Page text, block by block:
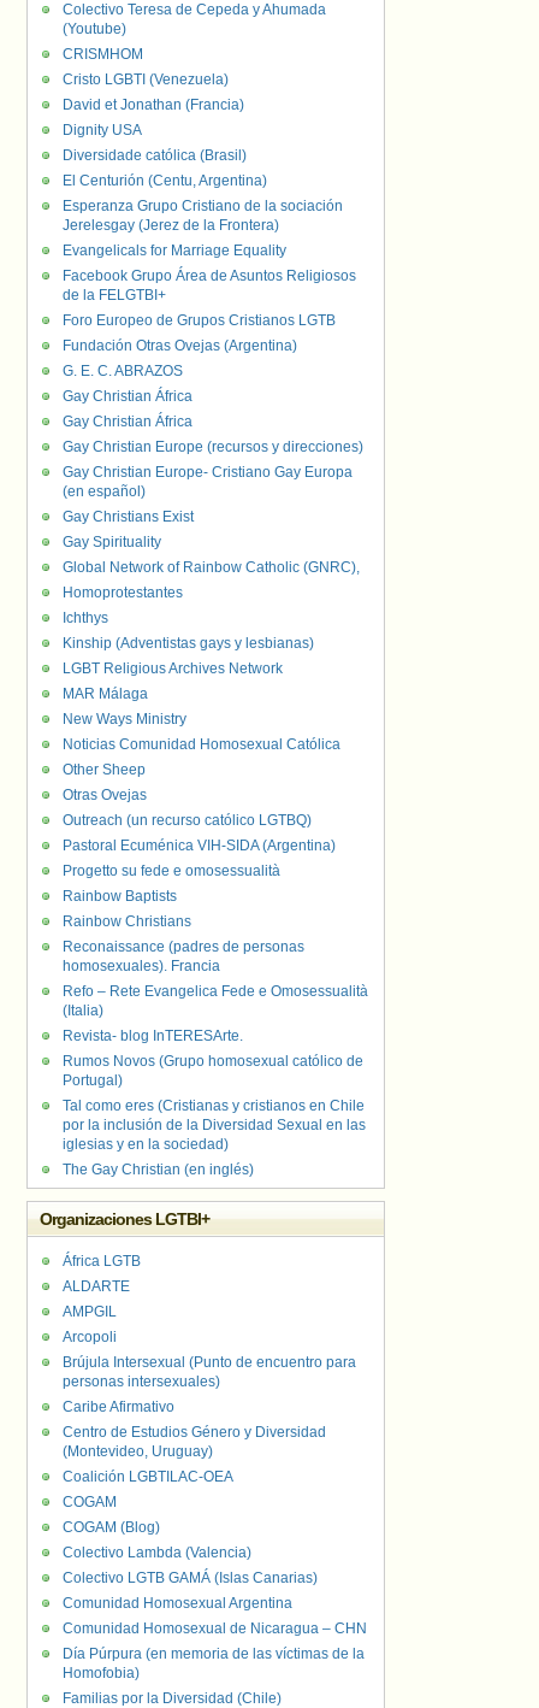
Colectivo Teresa de Cepeda y Ahumada
(Youtube)
CRISMHOM
Cristo LGBTI (Venezuela)
David et Jonathan (Francia)
Dignity USA
Diversidade católica (Brasil)
El Centurión (Centu, Argentina)
Esperanza Grupo Cristiano de la sociación
Jerelesgay (Jerez de la Frontera)
Evangelicals for Marriage Equality
Facebook Grupo Área de Asuntos Religiosos
de la FELGTBI+
Foro Europeo de Grupos Cristianos LGTB
Fundación Otras Ovejas (Argentina)
G. E. C. ABRAZOS
Gay Christian África
Gay Christian África
Gay Christian Europe (recursos y direcciones)
Gay Christian Europe- Cristiano Gay Europa
(en español)
Gay Christians Exist
Gay Spirituality
Global Network of Rainbow Catholic (GNRC),
Homoprotestantes
Ichthys
Kinship (Adventistas gays y lesbianas)
LGBT Religious Archives Network
MAR Málaga
New Ways Ministry
Noticias Comunidad Homosexual Católica
Other Sheep
Otras Ovejas
Outreach (un recurso católico LGTBQ)
Pastoral Ecuménica VIH-SIDA (Argentina)
Progetto su fede e omosessualità
Rainbow Baptists
Rainbow Christians
Reconaissance (padres de personas
homosexuales). Francia
Refo – Rete Evangelica Fede e Omosessualità
(Italia)
Revista- blog InTERESArte.
Rumos Novos (Grupo homosexual católico de
Portugal)
Tal como eres (Cristianas y cristianos en Chile
por la inclusión de la Diversidad Sexual en las
iglesias y en la sociedad)
The Gay Christian (en inglés)
Organizaciones LGTBI+
África LGTB
ALDARTE
AMPGIL
Arcopoli
Brújula Intersexual (Punto de encuentro para
personas intersexuales)
Caribe Afirmativo
Centro de Estudios Género y Diversidad
(Montevideo, Uruguay)
Coalición LGBTILAC-OEA
COGAM
COGAM (Blog)
Colectivo Lambda (Valencia)
Colectivo LGTB GAMÁ (Islas Canarias)
Comunidad Homosexual Argentina
Comunidad Homosexual de Nicaragua – CHN
Día Púrpura (en memoria de las víctimas de la
Homofobia)
Familias por la Diversidad (Chile)